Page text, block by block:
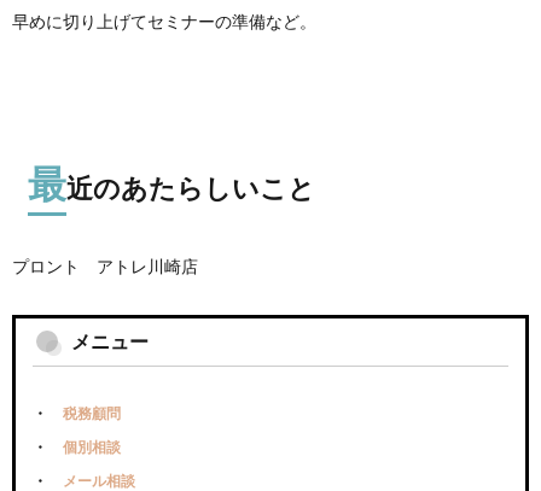
早めに切り上げてセミナーの準備など。
最近のあたらしいこと
プロント アトレ川崎店
メニュー
税務顧問
個別相談
メール相談